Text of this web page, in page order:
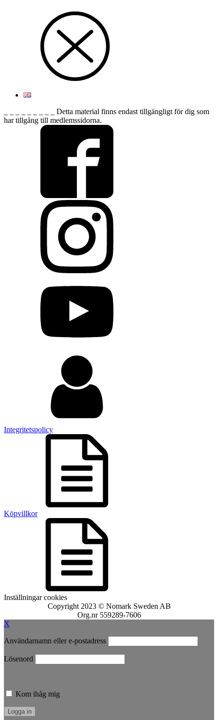
_ _ _ _ _ _ _ _ _ Detta material finns endast tillgängligt för dig som
har tillgång till medlemssidorna.
Integritetspolicy
Köpvillkor
Inställningar cookies
Copyright 2023 © Nomark Sweden AB
Org.nr 559289-7606
X
Användarnamn eller e-postadress
Lösenord
Kom ihåg mig